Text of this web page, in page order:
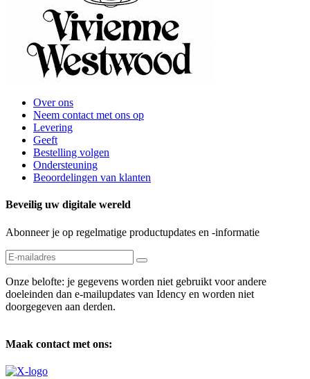
Over ons
Neem contact met ons op
Levering
Geeft
Bestelling volgen
Ondersteuning
Beoordelingen van klanten
Beveilig uw digitale wereld
Abonneer je op regelmatige productupdates en -informatie
Onze belofte: je gegevens worden niet gebruikt voor andere
doeleinden dan e-mailupdates van Idency en worden niet
doorgegeven aan derden.
Maak contact met ons: